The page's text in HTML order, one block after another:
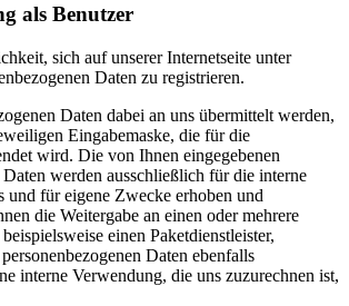
als Benutzer
sich auf unserer Internetseite unter
Daten zu registrieren.
Daten dabei an uns übermittelt werden,
Eingabemaske, die für die
wird. Die von Ihnen eingegebenen
Daten werden ausschließlich für die interne
und für eigene Zwecke erhoben und
die Weitergabe an einen oder mehrere
einen Paketdienstleister,
Daten ebenfalls
interne Verwendung, die uns zuzurechnen ist,